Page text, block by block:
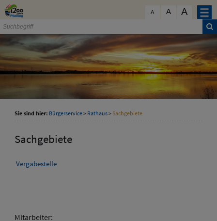
Zum Inhalt
A A A
Sie sind hier: Bürgerservice> Rathaus> Sachgebiete
Sachgebiete
Vergabestelle
Mitarbeiter:
schließen